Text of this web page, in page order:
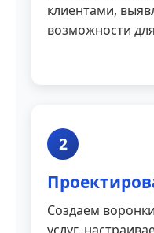
клиентами,
возможности
2
Создаем